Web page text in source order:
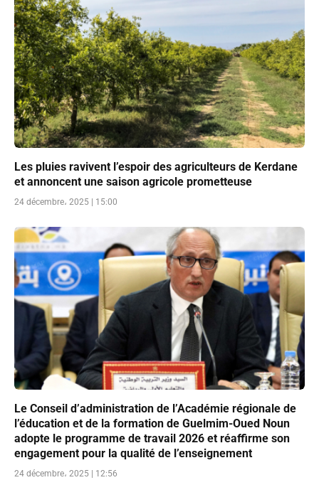
Les pluies ravivent l’espoir des agriculteurs de Kerdane
et annoncent une saison agricole prometteuse
24 décembre، 2025 | 15:00
Le Conseil d’administration de l’Académie régionale de
l’éducation et de la formation de Guelmim-Oued Noun
adopte le programme de travail 2026 et réaffirme son
engagement pour la qualité de l’enseignement
24 décembre، 2025 | 12:56